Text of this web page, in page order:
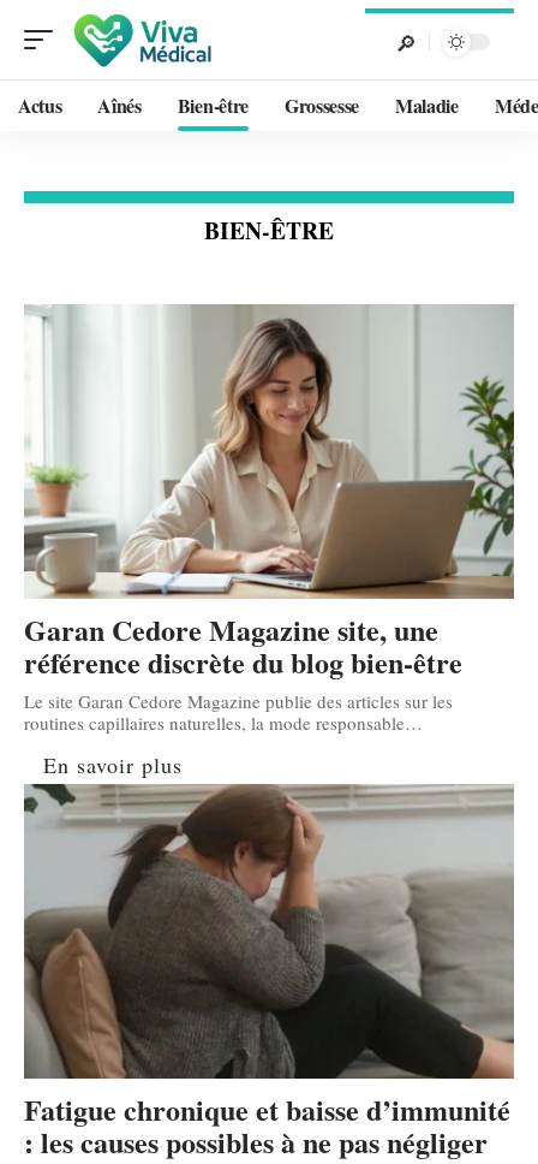
Actus Aînés Bien-être Grossesse Maladie
BIEN-ÊTRE
Garan Cedore Magazine site, une
référence discrète du blog bien-être
Le site Garan Cedore Magazine publie des articles sur les
routines capillaires naturelles, la mode responsable…
En savoir plus
Fatigue chronique et baisse d’immunité
: les causes possibles à ne pas négliger